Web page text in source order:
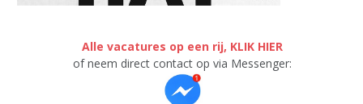
Alle vacatures op een rij, KLIK HIER
of neem direct contact op via Messenger: